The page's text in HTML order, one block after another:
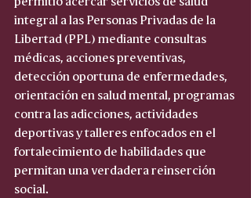
integral a las Personas Privadas de la
Libertad (PPL) mediante consultas
médicas, acciones preventivas,
detección oportuna de enfermedades,
orientación en salud mental, programas
contra las adicciones, actividades
deportivas y talleres enfocados en el
fortalecimiento de habilidades que
permitan una verdadera reinserción
social.